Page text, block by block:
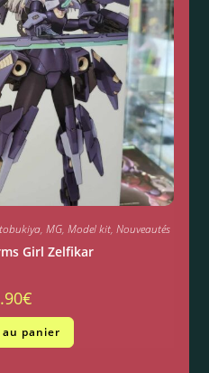
, MG, Model kit, Nouveautés
Girl Zelfikar
€
panier